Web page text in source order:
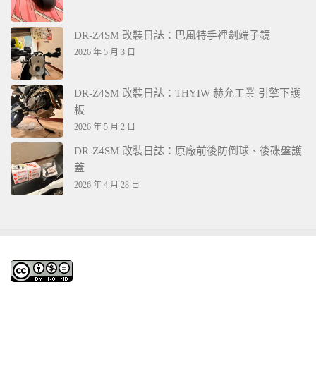
DR-Z4SM 改裝日誌：巴風特手裡劍端子鏡
2026 年 5 月 3 日
DR-Z4SM 改裝日誌：THYIW 赫允工業 引擎下護
板
2026 年 5 月 2 日
DR-Z4SM 改裝日誌：原廠前後防倒球、後碟盤護
蓋
2026 年 4 月 28 日